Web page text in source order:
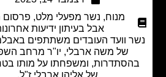
מנוח
נשר מפעלי מלט,פרסום מודעת
אבל בעיתון ידיעות אחרונות
וועד העובדים משתתפים באבלם הכבד
של משה ארבלי, יו"ר מרחב השפלה
ומשפחתו על מותו בטרם עת